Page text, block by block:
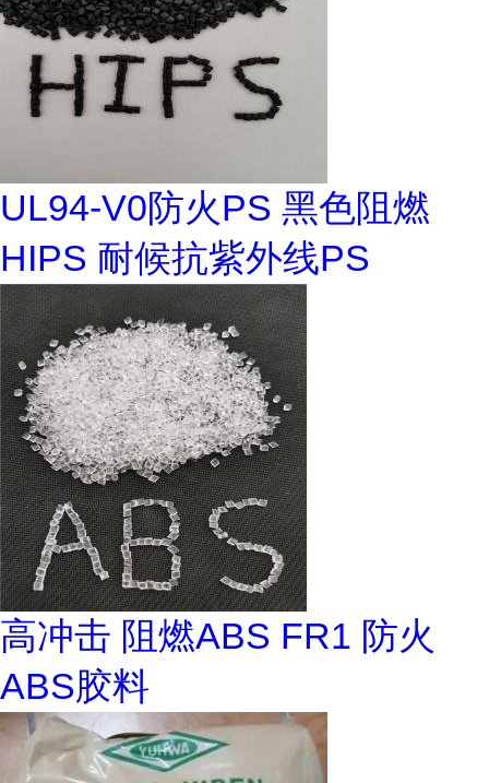
UL94-V0防火PS 黑色阻燃
HIPS 耐候抗紫外线PS
高冲击 阻燃ABS FR1 防火
ABS胶料